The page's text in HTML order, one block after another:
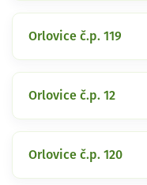
Orlovice č.p. 119
Orlovice č.p. 12
Orlovice č.p. 120